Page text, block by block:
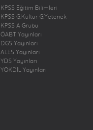
KPSS Eğitim Bilimleri
KPSS G.Kültür G.Yetenek
KPSS A Grubu
ÖABT Yayınları
DGS Yayınları
ALES Yayınları
YDS Yayınları
YÖKDİL Yayınları